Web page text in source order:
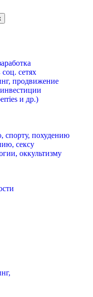
сетях
продвижение
и др.)
спорту, похудению
сексу
оккультизму